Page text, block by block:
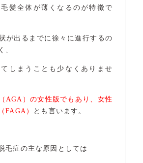
髪全体が薄くなるのが特徴で
が出るまでに徐々に進行するの
、
しまうことも少なくありませ
AGA）の女性版でもあり、女性
FAGA）
とも言います。
毛症の主な原因としては